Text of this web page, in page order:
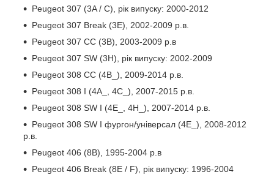
Peugeot 307 (3A / C), рік випуску: 2000-2012
Peugeot 307 Break (3E), 2002-2009 р.в.
Peugeot 307 CC (3B), 2003-2009 р.в
Peugeot 307 SW (3H), рік випуску: 2002-2009
Peugeot 308 CC (4B_), 2009-2014 р.в.
Peugeot 308 I (4A_, 4C_), 2007-2015 р.в.
Peugeot 308 SW I (4E_, 4H_), 2007-2014 р.в.
Peugeot 308 SW I фургон/універсал (4E_), 2008-2012
р.в.
Peugeot 406 (8B), 1995-2004 р.в
Peugeot 406 Break (8E / F), рік випуску: 1996-2004